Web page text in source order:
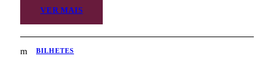
VER MAIS
BILHETES